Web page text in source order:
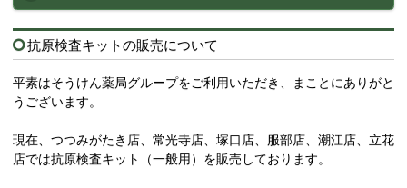
抗原検査キットの販売について
平素はそうけん薬局グループをご利用いただき、まことにありがと
うございます。
現在、つつみがたき店、常光寺店、塚口店、服部店、潮江店、立花
店では抗原検査キット（一般用）を販売しております。